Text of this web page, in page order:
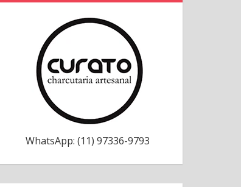
WhatsApp: (11) 97336-9793